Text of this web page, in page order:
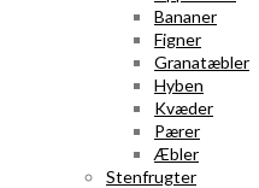
Bananer
Figner
Granatæbler
Hyben
Kvæder
Pærer
Æbler
Stenfrugter